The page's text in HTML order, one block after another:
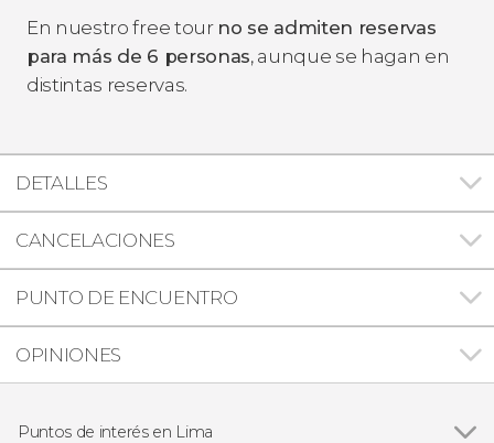
En nuestro free tour no se admiten reservas
para más de 6 personas, aunque se hagan en
distintas reservas.
DETALLES
CANCELACIONES
PUNTO DE ENCUENTRO
OPINIONES
Puntos de interés en Lima